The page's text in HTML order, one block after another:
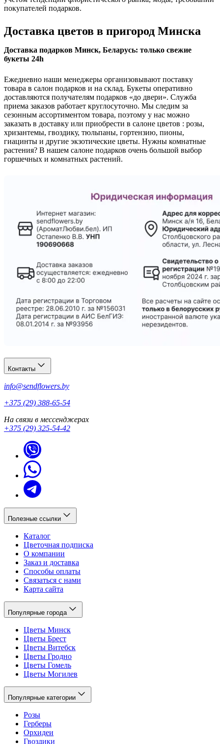
покупателей подарков.
Доставка цветов в пригород Минска
Доставка подарков Минск, Беларусь: только свежие
букеты 24h
Ежедневно наши менеджеры организовывают поставку
товара в салон подарков и на склад. Букеты оперативно
доставляются получателям подарков «до двери». Служба
приема заказов работает круглосуточно. Мы следим за
сезонным ассортиментом товара, поэтому у нас можно
заказать в доставку или приобрести в салоне цветов : розы,
хризантемы, гвоздику, тюльпаны, гортензию, пионы,
гиацинты и другие экзотические цветы. Нужны комнатные
растения? В нашем салоне подарков очень большой выбор
горшечных и комнатных растений.
Контакты
info@sendflowers.by
+375 (29) 388-65-54
На связи в мессенджерах
+375 (29) 325-54-42
Полезные ссылки
Каталог
Цветочная подписка
О компании
Заказ и доставка
Способы оплаты
Связаться с нами
Карта сайта
Популярные города
Цветы Минск
Цветы Брест
Цветы Витебск
Цветы Гродно
Цветы Гомель
Цветы Могилев
Популярные категории
Розы
Герберы
Орхидеи
Гвоздики